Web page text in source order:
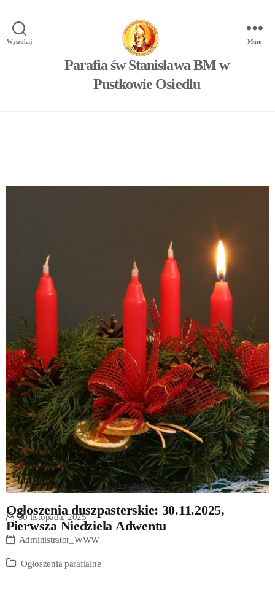
Wyszukaj
Parafia św Stanisława BM w
Pustkowie Osiedlu
Menu
Ogłoszenia duszpasterskie: 30.11.2025,
Pierwsza Niedziela Adwentu
30 listopada, 2025
Administrator_WWW
Ogłoszenia parafialne